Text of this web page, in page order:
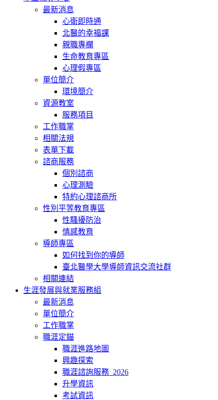
最新消息
心衛即時通
北醫的幸福課
親職專欄
生命教育專區
心理假專區
單位簡介
環境簡介
資源教室
服務項目
工作職掌
相關法規
表單下載
諮商服務
個別諮商
心理測驗
特約心理諮商所
性別平等教育專區
性騷擾防治
情感教育
導師專區
如何找到你的導師
臺北醫學大學導師資訊交流社群
相關連結
生涯發展與就業服務組
最新消息
單位簡介
工作職掌
職涯定錨
職涯進路地圖
興趣探索
職涯諮詢服務_2026
升學資訊
考試資訊